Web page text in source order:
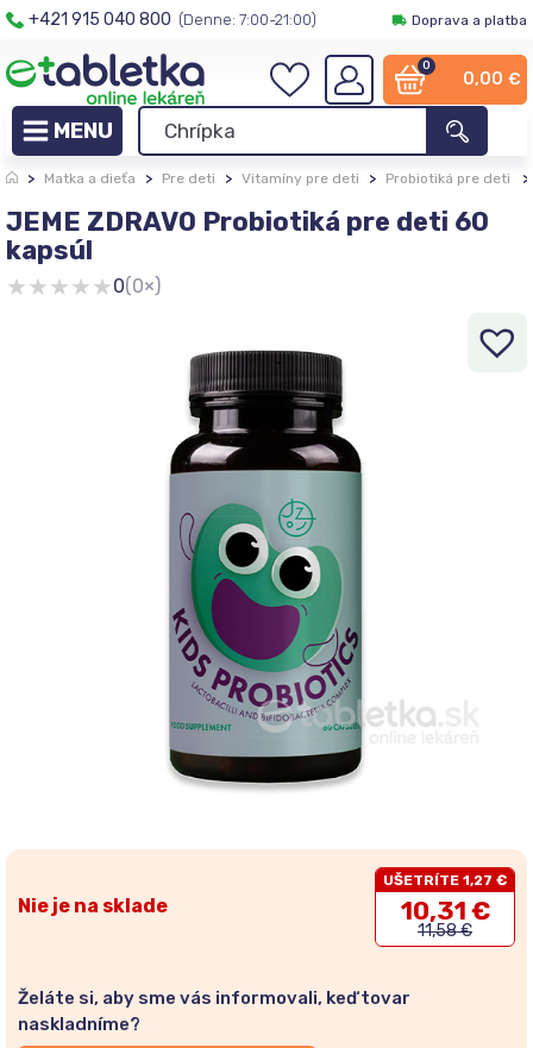
+421 915 040 800 (Denne: 7:00-21:00) Doprava a platba
0
0,00 €
> Matka a dieťa > Pre deti > Vitamíny pre deti > Probiotiká pre deti >
JEME ZDRAVO Probiotiká pre deti 60
kapsúl
★★★★★0(0×)
Nie je na sklade
UŠETRÍTE 1,27 €
10,31 €
11,58 €
Želáte si, aby sme vás informovali, keď tovar
naskladníme?